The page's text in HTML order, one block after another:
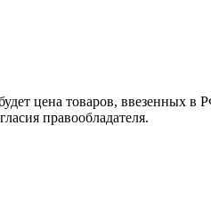
цена товаров, ввезенных
правообладателя.